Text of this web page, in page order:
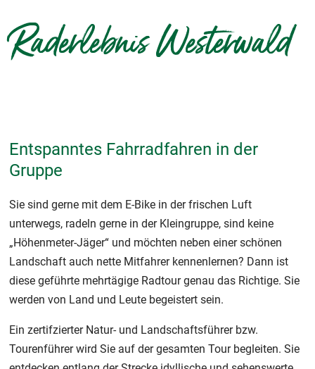
Raderlebnis Westerwald
Entspanntes Fahrradfahren in der
Gruppe
Sie sind gerne mit dem E-Bike in der frischen Luft
unterwegs, radeln gerne in der Kleingruppe, sind keine
„Höhenmeter-Jäger“ und möchten neben einer schönen
Landschaft auch nette Mitfahrer kennenlernen? Dann ist
diese geführte mehrtägige Radtour genau das Richtige. Sie
werden von Land und Leute begeistert sein.
Ein zertifzierter Natur- und Landschaftsführer bzw.
Tourenführer wird Sie auf der gesamten Tour begleiten. Sie